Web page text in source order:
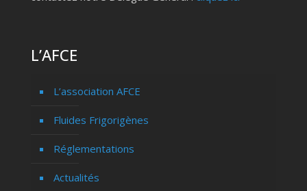
L’AFCE
L’association AFCE
Fluides Frigorigènes
Réglementations
Actualités